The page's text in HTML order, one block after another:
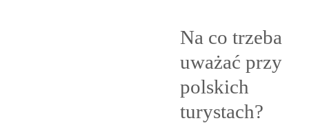
Na co trzeba
uważać przy
polskich
turystach?